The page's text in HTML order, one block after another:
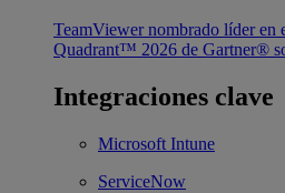
TeamViewer nombrado líder en
Quadrant™ 2026 de Gartner®
Integraciones clave
Microsoft Intune
ServiceNow